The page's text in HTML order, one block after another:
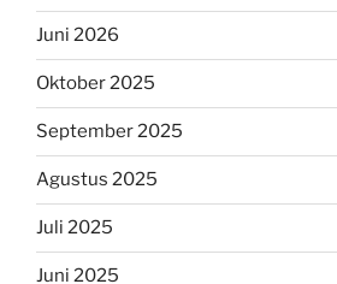
Juni 2026
Oktober 2025
September 2025
Agustus 2025
Juli 2025
Juni 2025